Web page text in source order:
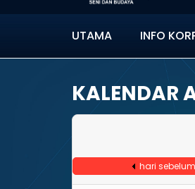
UTAMA INFO
KALENDAR
hari